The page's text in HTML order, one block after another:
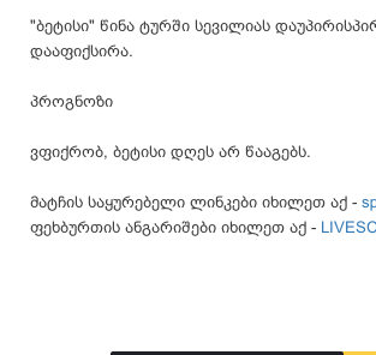
"ბეტისი" წინა ტურში სევილიას
დააფიქსირა.
პროგნოზი
ვფიქრობ, ბეტისი დღეს არ წააგებს.
მატჩის საყურებელი ლინკები იხილეთ აქ -
ფეხბურთის ანგარიშები იხილეთ აქ -